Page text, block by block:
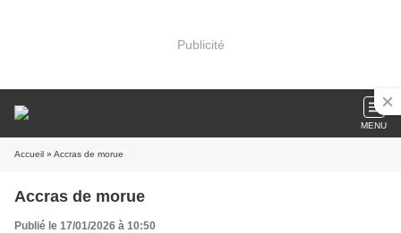
Publicité
MENU
Accueil » Accras de morue
Accras de morue
Publié le 17/01/2026 à 10:50